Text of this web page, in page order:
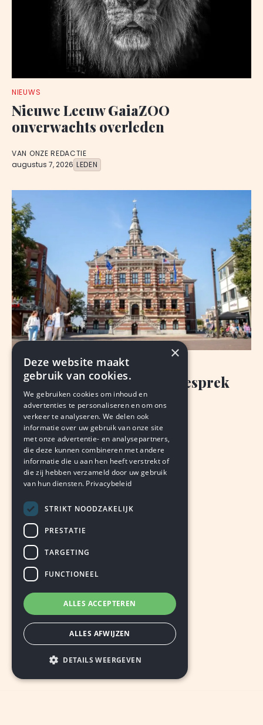
NIEUWS
Nieuwe Leeuw GaiaZOO
onverwachts overleden
VAN ONZE REDACTIE
augustus 7, 2026 LEDEN
NIEUWS
Burgemeester: nog geen gesprek
klokkenluider
HUB BRANDTSandBJORN THIMISTER
augustus 7, 2026 LEDEN
×
Deze website maakt
gebruik van cookies.
We gebruiken cookies om inhoud en
advertenties te personaliseren en om ons
verkeer te analyseren. We delen ook
informatie over uw gebruik van onze site
met onze advertentie- en analysepartners,
die deze kunnen combineren met andere
informatie die u aan hen heeft verstrekt of
die zij hebben verzameld door uw gebruik
van hun diensten. Privacybeleid
STRIKT NOODZAKELIJK
PRESTATIE
TARGETING
FUNCTIONEEL
ALLES ACCEPTEREN
ALLES AFWIJZEN
DETAILS WEERGEVEN